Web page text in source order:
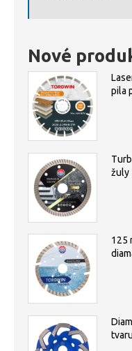
Nové
pila
žuly
125